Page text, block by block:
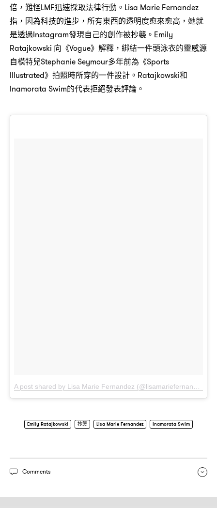
倍，難怪LMF迅速採取法律行動。Lisa Marie Fernandez
指，因為科技的進步，所有東西的透明度愈來愈高，她就
是透過Instagram發現自己的創作被抄襲。Emily
Ratajkowski 向《Vogue》解釋，綁結一件頭泳衣的靈感源
自模特兒Stephanie Seymour多年前為《Sports
Illustrated》拍照時所穿的一件設計。Ratajkowski和
Inamorata Swim的代表拒絕發表評論。
Emily Ratajkowski 抄襲 Lisa Marie Fernandez Inamorata Swim
Comments